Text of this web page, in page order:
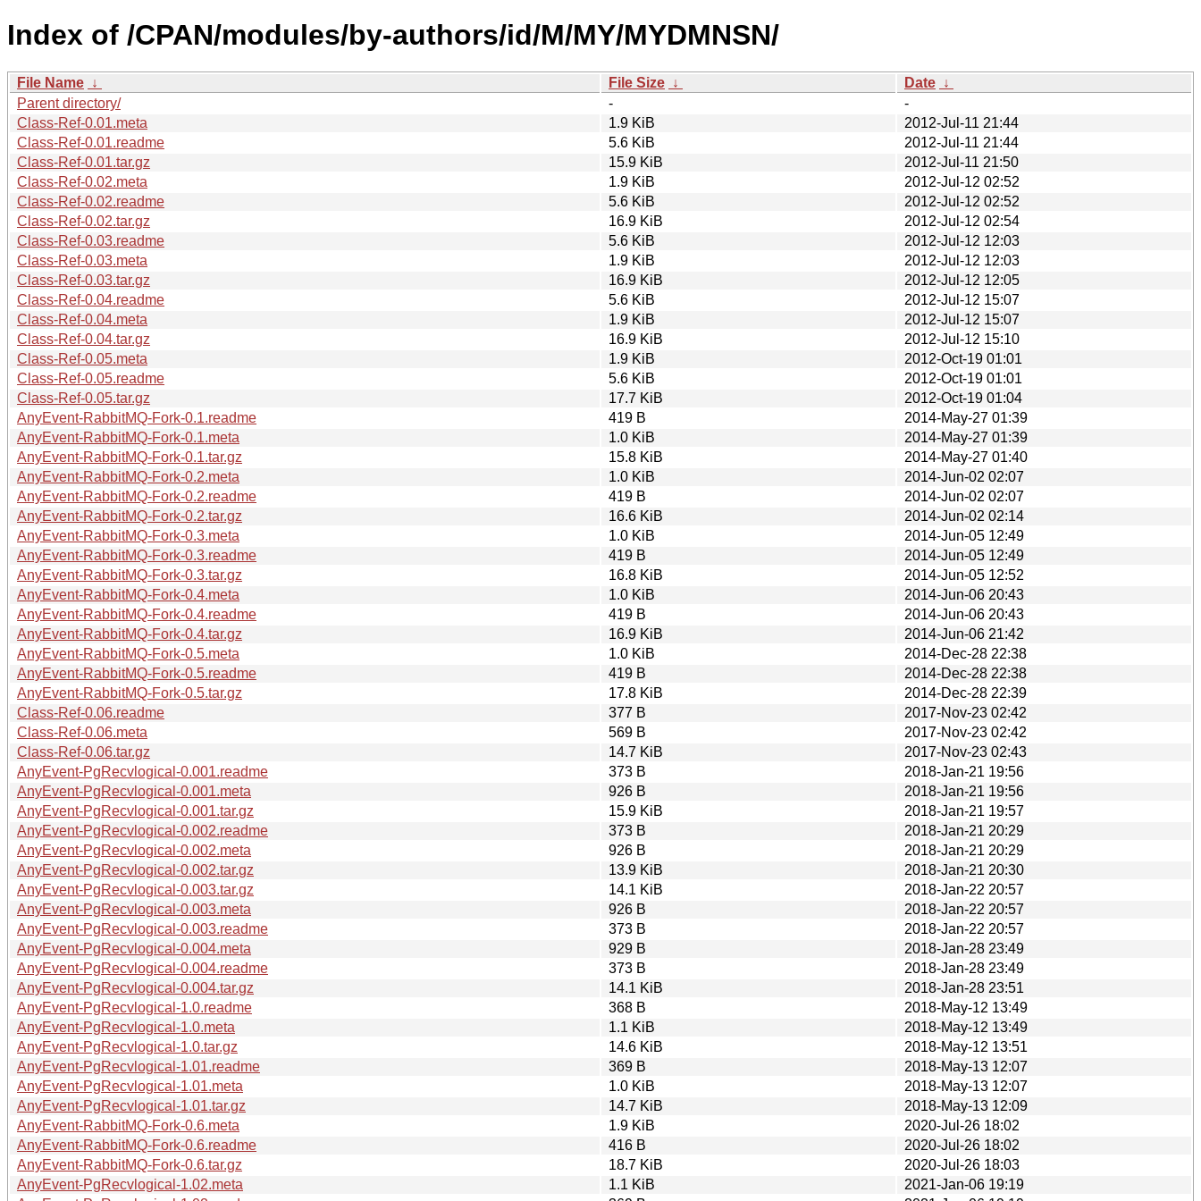
Index of /CPAN/modules/by-authors/id/M/MY/MYDMNSN/
File Name ↓ File Size ↓ Date ↓
Parent directory/
-
-
Class-Ref-0.01.meta
1.9 KiB
2012-Jul-11 21:44
Class-Ref-0.01.readme
5.6 KiB
2012-Jul-11 21:44
Class-Ref-0.01.tar.gz
15.9 KiB
2012-Jul-11 21:50
Class-Ref-0.02.meta
1.9 KiB
2012-Jul-12 02:52
Class-Ref-0.02.readme
5.6 KiB
2012-Jul-12 02:52
Class-Ref-0.02.tar.gz
16.9 KiB
2012-Jul-12 02:54
Class-Ref-0.03.readme
5.6 KiB
2012-Jul-12 12:03
Class-Ref-0.03.meta
1.9 KiB
2012-Jul-12 12:03
Class-Ref-0.03.tar.gz
16.9 KiB
2012-Jul-12 12:05
Class-Ref-0.04.readme
5.6 KiB
2012-Jul-12 15:07
Class-Ref-0.04.meta
1.9 KiB
2012-Jul-12 15:07
Class-Ref-0.04.tar.gz
16.9 KiB
2012-Jul-12 15:10
Class-Ref-0.05.meta
1.9 KiB
2012-Oct-19 01:01
Class-Ref-0.05.readme
5.6 KiB
2012-Oct-19 01:01
Class-Ref-0.05.tar.gz
17.7 KiB
2012-Oct-19 01:04
AnyEvent-RabbitMQ-Fork-0.1.readme
419 B
2014-May-27 01:39
AnyEvent-RabbitMQ-Fork-0.1.meta
1.0 KiB
2014-May-27 01:39
AnyEvent-RabbitMQ-Fork-0.1.tar.gz
15.8 KiB
2014-May-27 01:40
AnyEvent-RabbitMQ-Fork-0.2.meta
1.0 KiB
2014-Jun-02 02:07
AnyEvent-RabbitMQ-Fork-0.2.readme
419 B
2014-Jun-02 02:07
AnyEvent-RabbitMQ-Fork-0.2.tar.gz
16.6 KiB
2014-Jun-02 02:14
AnyEvent-RabbitMQ-Fork-0.3.meta
1.0 KiB
2014-Jun-05 12:49
AnyEvent-RabbitMQ-Fork-0.3.readme
419 B
2014-Jun-05 12:49
AnyEvent-RabbitMQ-Fork-0.3.tar.gz
16.8 KiB
2014-Jun-05 12:52
AnyEvent-RabbitMQ-Fork-0.4.meta
1.0 KiB
2014-Jun-06 20:43
AnyEvent-RabbitMQ-Fork-0.4.readme
419 B
2014-Jun-06 20:43
AnyEvent-RabbitMQ-Fork-0.4.tar.gz
16.9 KiB
2014-Jun-06 21:42
AnyEvent-RabbitMQ-Fork-0.5.meta
1.0 KiB
2014-Dec-28 22:38
AnyEvent-RabbitMQ-Fork-0.5.readme
419 B
2014-Dec-28 22:38
AnyEvent-RabbitMQ-Fork-0.5.tar.gz
17.8 KiB
2014-Dec-28 22:39
Class-Ref-0.06.readme
377 B
2017-Nov-23 02:42
Class-Ref-0.06.meta
569 B
2017-Nov-23 02:42
Class-Ref-0.06.tar.gz
14.7 KiB
2017-Nov-23 02:43
AnyEvent-PgRecvlogical-0.001.readme
373 B
2018-Jan-21 19:56
AnyEvent-PgRecvlogical-0.001.meta
926 B
2018-Jan-21 19:56
AnyEvent-PgRecvlogical-0.001.tar.gz
15.9 KiB
2018-Jan-21 19:57
AnyEvent-PgRecvlogical-0.002.readme
373 B
2018-Jan-21 20:29
AnyEvent-PgRecvlogical-0.002.meta
926 B
2018-Jan-21 20:29
AnyEvent-PgRecvlogical-0.002.tar.gz
13.9 KiB
2018-Jan-21 20:30
AnyEvent-PgRecvlogical-0.003.tar.gz
14.1 KiB
2018-Jan-22 20:57
AnyEvent-PgRecvlogical-0.003.meta
926 B
2018-Jan-22 20:57
AnyEvent-PgRecvlogical-0.003.readme
373 B
2018-Jan-22 20:57
AnyEvent-PgRecvlogical-0.004.meta
929 B
2018-Jan-28 23:49
AnyEvent-PgRecvlogical-0.004.readme
373 B
2018-Jan-28 23:49
AnyEvent-PgRecvlogical-0.004.tar.gz
14.1 KiB
2018-Jan-28 23:51
AnyEvent-PgRecvlogical-1.0.readme
368 B
2018-May-12 13:49
AnyEvent-PgRecvlogical-1.0.meta
1.1 KiB
2018-May-12 13:49
AnyEvent-PgRecvlogical-1.0.tar.gz
14.6 KiB
2018-May-12 13:51
AnyEvent-PgRecvlogical-1.01.readme
369 B
2018-May-13 12:07
AnyEvent-PgRecvlogical-1.01.meta
1.0 KiB
2018-May-13 12:07
AnyEvent-PgRecvlogical-1.01.tar.gz
14.7 KiB
2018-May-13 12:09
AnyEvent-RabbitMQ-Fork-0.6.meta
1.9 KiB
2020-Jul-26 18:02
AnyEvent-RabbitMQ-Fork-0.6.readme
416 B
2020-Jul-26 18:02
AnyEvent-RabbitMQ-Fork-0.6.tar.gz
18.7 KiB
2020-Jul-26 18:03
AnyEvent-PgRecvlogical-1.02.meta
1.1 KiB
2021-Jan-06 19:19